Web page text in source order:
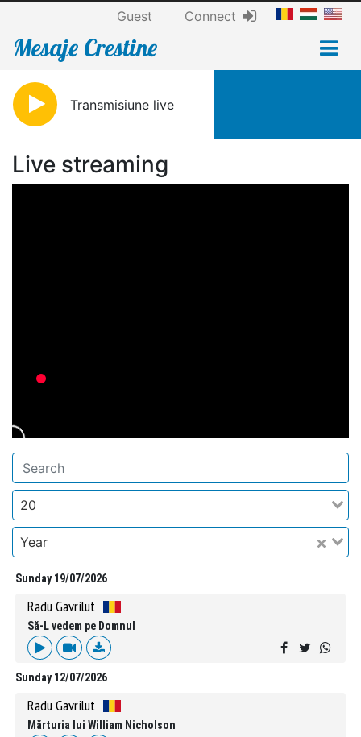
Guest Connect
Mesaje Crestine
Transmisiune live
Live streaming
20
Year
Sunday 19/07/2026
Radu Gavrilut
Să-L vedem pe Domnul
Sunday 12/07/2026
Radu Gavrilut
Mărturia lui William Nicholson